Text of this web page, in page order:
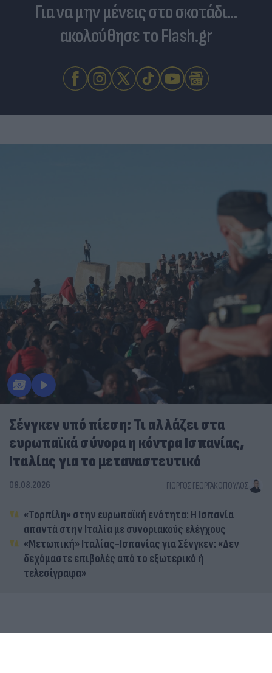
Για να μην μένεις στο σκοτάδι...
ακολούθησε το Flash.gr
Σένγκεν υπό πίεση: Τι αλλάζει στα
ευρωπαϊκά σύνορα η κόντρα Ισπανίας,
Ιταλίας για το μεταναστευτικό
08.08.2026 ΓΙΏΡΓΟΣ ΓΕΩΡΓΑΚΌΠΟΥΛΟΣ
«Τορπίλη» στην ευρωπαϊκή ενότητα: Η Ισπανία
απαντά στην Ιταλία με συνοριακούς ελέγχους
«Μετωπική» Ιταλίας-Ισπανίας για Σένγκεν: «Δεν
δεχόμαστε επιβολές από το εξωτερικό ή
τελεσίγραφα»